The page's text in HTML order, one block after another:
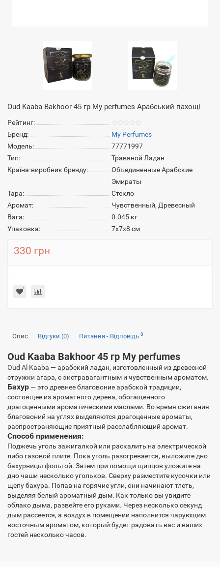
Oud Kaaba Bakhoor 45 гр My perfumes Арабський пахощі
Рейтинг:
Бренд:
My Perfumes
Модель:
77771997
Тип:
Травяной Ладан
Країна-виробник бренду:
Объединенные Арабские
Эмираты
Тара:
Стекло
Аромат:
Чувственный, Древесный
Вага:
0.045 кг
Упаковка:
7х7х8 см
330 грн
Опис Відгуки (0) Питання - Відповідь 0
Oud Kaaba Bakhoor 45 гр My perfumes
Oud Al Kaaba — арабский ладан, изготовленный из древесной
стружки агара, с экстравагантным и чувственным ароматом.
Бахур — это древнее благовоние арабской традиции,
состоящее из ароматного дерева, обогащенного
драгоценными ароматическими маслами. Во время сжигания
благовоний на углях выделяются драгоценные ароматы,
распространяющие приятный расслабляющий аромат.
Способ применения:
Поджечь уголь зажигалкой или раскалить на электрической
либо газовой плите. Пока уголь разогревается, выложите дно
бахурницы фольгой. Затем при помощи щипцов уложите на
дно чаши несколько угольков. Сверху разместите кусочки или
щепу бахура. Попав на горячие угли, они начинают тлеть,
выделяя белый ароматный дым. Как только вы увидите
облако дыма, развейте его руками. Через несколько секунд
дым рассеется, а воздух в помещении наполнится чарующим
восточным ароматом, который будет радовать вас и ваших
гостей несколько часов.